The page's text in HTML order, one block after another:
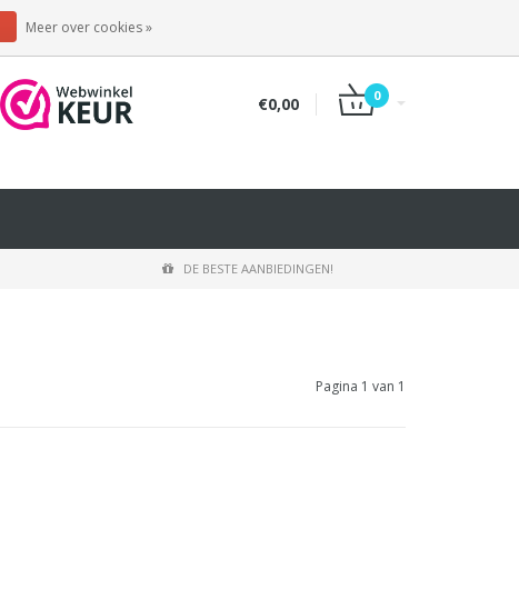
€0,00 0
DE BESTE AANBIEDINGEN!
Pagina 1 van 1
Meer over cookies »